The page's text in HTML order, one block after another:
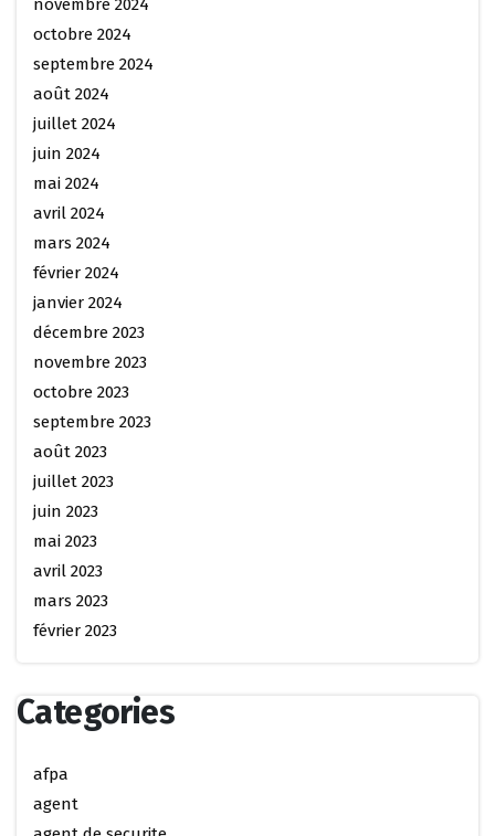
novembre 2024
octobre 2024
septembre 2024
août 2024
juillet 2024
juin 2024
mai 2024
avril 2024
mars 2024
février 2024
janvier 2024
décembre 2023
novembre 2023
octobre 2023
septembre 2023
août 2023
juillet 2023
juin 2023
mai 2023
avril 2023
mars 2023
février 2023
Categories
afpa
agent